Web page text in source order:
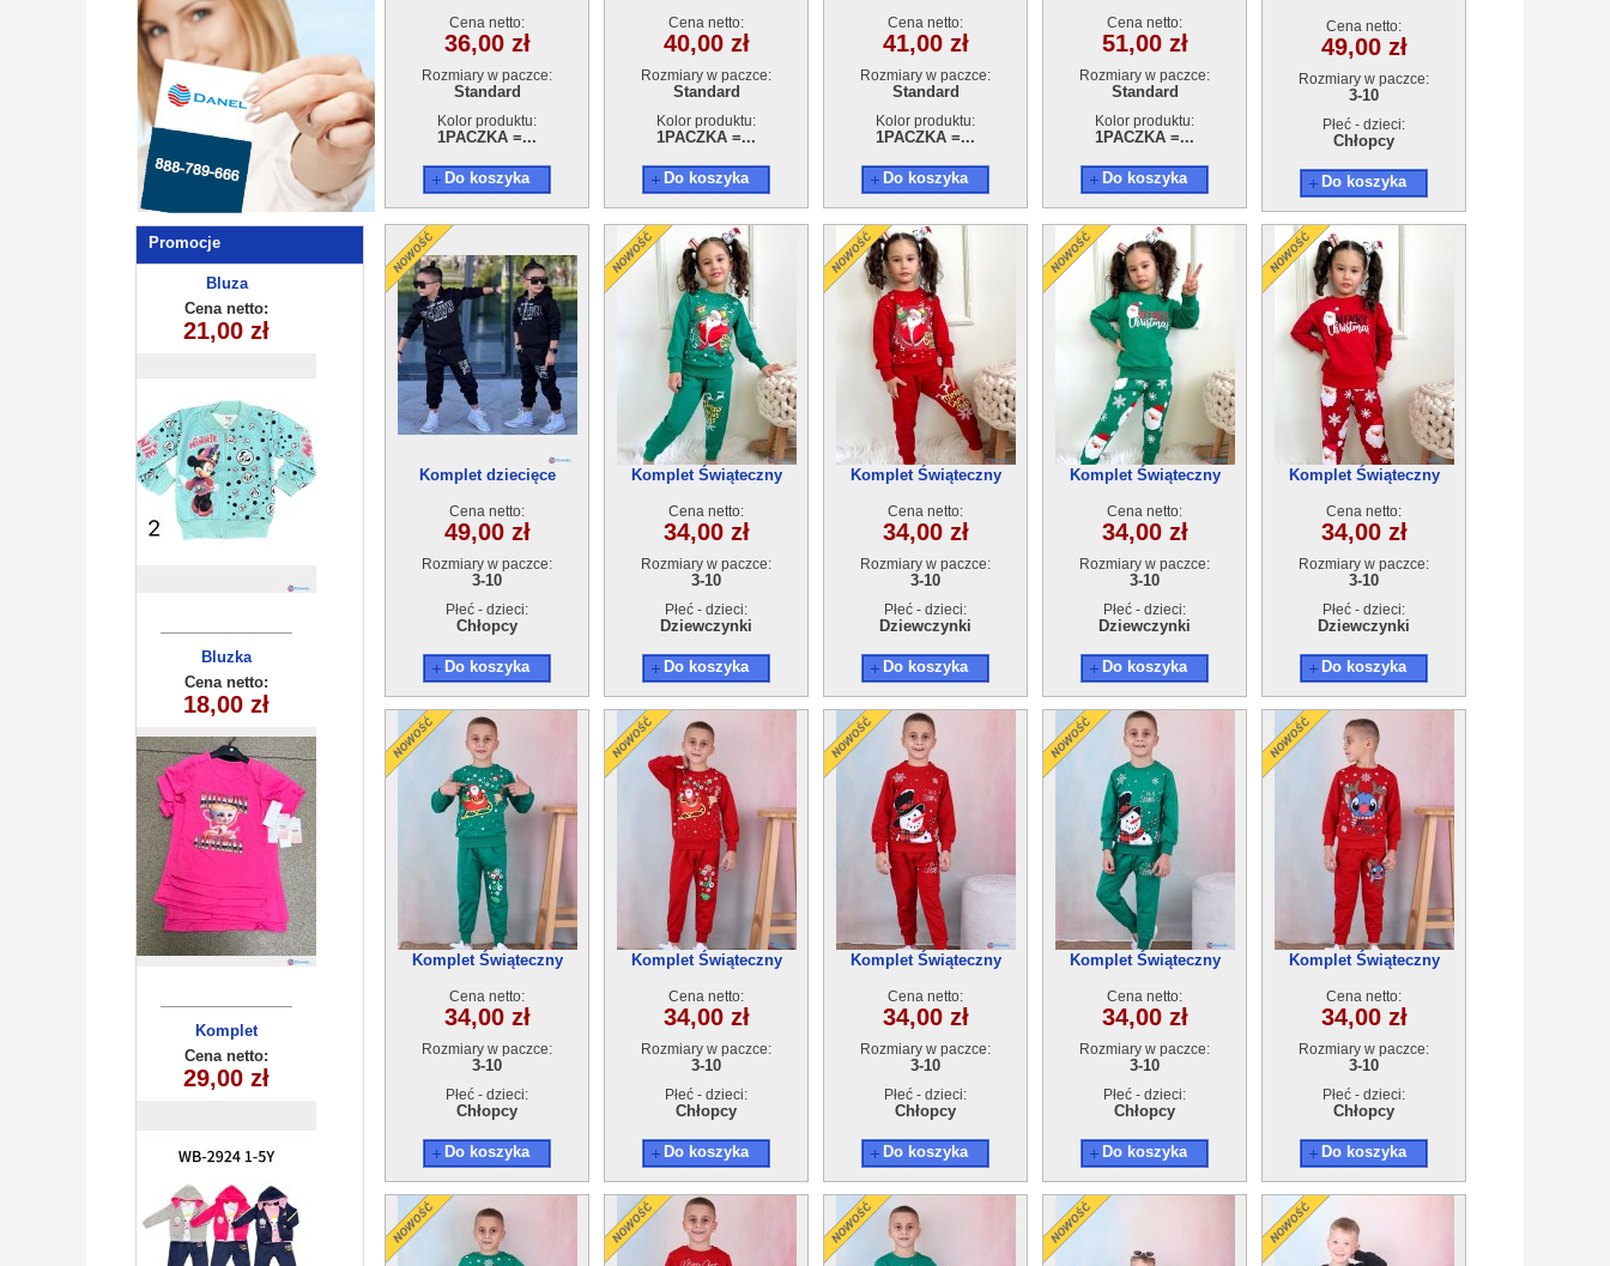
Promocje
Bluza
dziewczeca
(3-8) 5szt
Cena netto:
21,00 zł
Bluzka
dziewczęca
270625-1(6-16)
6szt
Cena netto:
18,00 zł
Komplet
dziecięcy
WB-2924(1-5)
15szt
Cena netto:
29,00 zł
Komplety
dziecięce
250510-2 (3-10
) 5szt
Cena netto:
19,00 zł
Bluzka
chłopięca
(1-4) 4szt
Cena netto:
7,00 zł
Komplet
dziecięcy
HB-8675(1-5)
15szt
Cena netto:
29,00 zł
Cena netto:
36,00 zł
Rozmiary w paczce:
Standard
Kolor produktu:
1PACZKA =...
Do koszyka
Cena netto:
40,00 zł
Rozmiary w paczce:
Standard
Kolor produktu:
1PACZKA =...
Do koszyka
Cena netto:
41,00 zł
Rozmiary w paczce:
Standard
Kolor produktu:
1PACZKA =...
Do koszyka
Cena netto:
51,00 zł
Rozmiary w paczce:
Standard
Kolor produktu:
1PACZKA =...
Do koszyka
Cena netto:
49,00 zł
Rozmiary w paczce:
3-10
Płeć - dzieci:
Chłopcy
Do koszyka
Komplet dziecięce
Cena netto:
49,00 zł
Rozmiary w paczce:
3-10
Płeć - dzieci:
Chłopcy
Do koszyka
Komplet Świąteczny
Cena netto:
34,00 zł
Rozmiary w paczce:
3-10
Płeć - dzieci:
Dziewczynki
Do koszyka
Komplet Świąteczny
Cena netto:
34,00 zł
Rozmiary w paczce:
3-10
Płeć - dzieci:
Dziewczynki
Do koszyka
Komplet Świąteczny
Cena netto:
34,00 zł
Rozmiary w paczce:
3-10
Płeć - dzieci:
Dziewczynki
Do koszyka
Komplet Świąteczny
Cena netto:
34,00 zł
Rozmiary w paczce:
3-10
Płeć - dzieci:
Dziewczynki
Do koszyka
Komplet Świąteczny
Cena netto:
34,00 zł
Rozmiary w paczce:
3-10
Płeć - dzieci:
Chłopcy
Do koszyka
Komplet Świąteczny
Cena netto:
34,00 zł
Rozmiary w paczce:
3-10
Płeć - dzieci:
Chłopcy
Do koszyka
Komplet Świąteczny
Cena netto:
34,00 zł
Rozmiary w paczce:
3-10
Płeć - dzieci:
Chłopcy
Do koszyka
Komplet Świąteczny
Cena netto:
34,00 zł
Rozmiary w paczce:
3-10
Płeć - dzieci:
Chłopcy
Do koszyka
Komplet Świąteczny
Cena netto:
34,00 zł
Rozmiary w paczce:
3-10
Płeć - dzieci:
Chłopcy
Do koszyka